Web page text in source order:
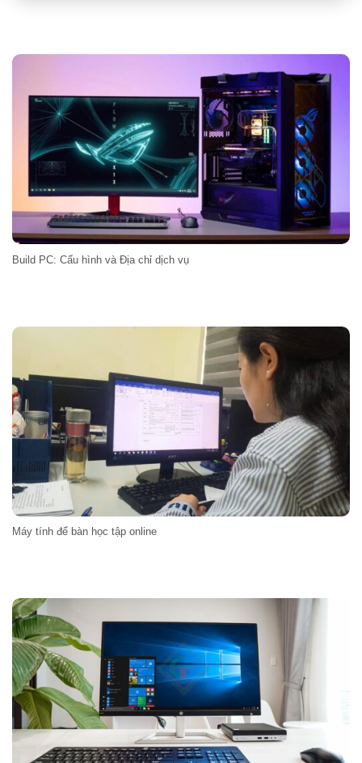
Build PC: Cấu hình và Địa chỉ dịch vụ
Máy tính để bàn học tập online